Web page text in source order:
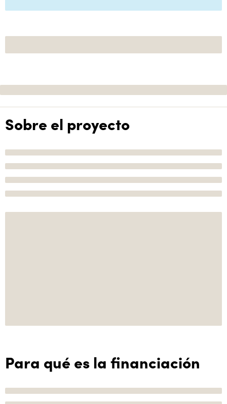
Sobre el proyecto
Para qué es la financiación